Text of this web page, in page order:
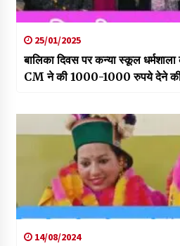
25/01/2025
बालिका दिवस पर कन्या स्कूल
CM ने की 1000-1000 रुपये देने की
14/08/2024